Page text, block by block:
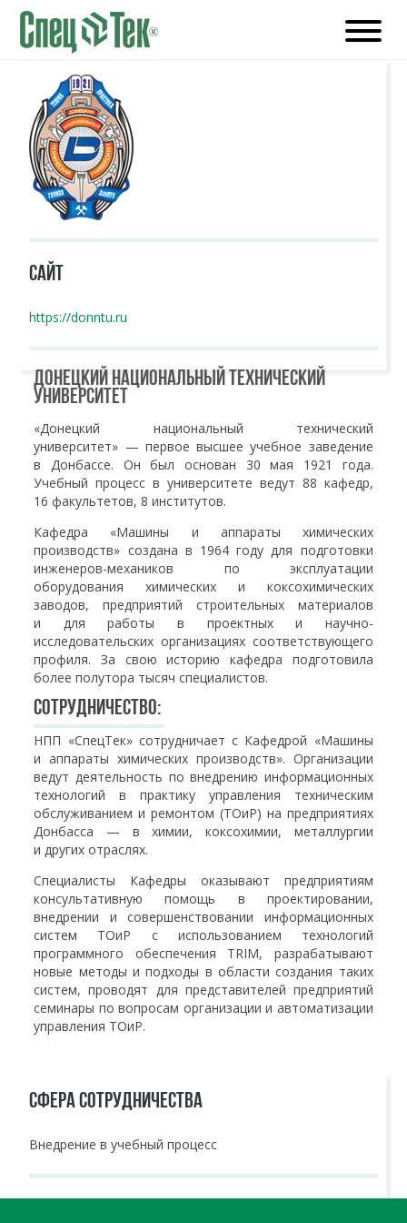
САЙТ
https://donntu.ru
Донецкий национальный технический
университет
«Донецкий национальный технический
университет» — первое высшее учебное заведение
в Донбассе. Он был основан 30 мая 1921 года.
Учебный процесс в университете ведут 88 кафедр,
16 факультетов, 8 институтов.
Кафедра «Машины и аппараты химических
производств» создана в 1964 году для подготовки
инженеров-механиков по эксплуатации
оборудования химических и коксохимических
заводов, предприятий строительных материалов
и для работы в проектных и научно-
исследовательских организациях соответствующего
профиля. За свою историю кафедра подготовила
более полутора тысяч специалистов.
Сотрудничество:
НПП «СпецТек» сотрудничает с Кафедрой «Машины
и аппараты химических производств». Организации
ведут деятельность по внедрению информационных
технологий в практику управления техническим
обслуживанием и ремонтом (ТОиР) на предприятиях
Донбасса — в химии, коксохимии, металлургии
и других отраслях.
Специалисты Кафедры оказывают предприятиям
консультативную помощь в проектировании,
внедрении и совершенствовании информационных
систем ТОиР с использованием технологий
программного обеспечения TRIM, разрабатывают
новые методы и подходы в области создания таких
систем, проводят для представителей предприятий
семинары по вопросам организации и автоматизации
управления ТОиР.
СФЕРА СОТРУДНИЧЕСТВА
Внедрение в учебный процесс